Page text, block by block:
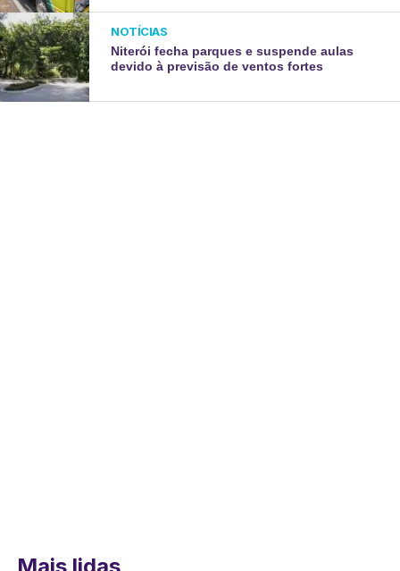
NOTÍCIAS
Niterói fecha parques e suspende aulas
devido à previsão de ventos fortes